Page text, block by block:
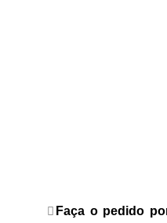
Faça o pedido